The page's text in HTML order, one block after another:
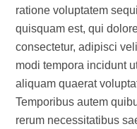
ratione voluptatem
quisquam est, qui
consectetur, adipisci
modi tempora incidunt
aliquam quaerat
Temporibus autem
rerum necessitatibus